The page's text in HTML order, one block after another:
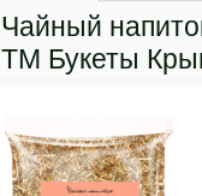
Чайный
ТМ Букеты